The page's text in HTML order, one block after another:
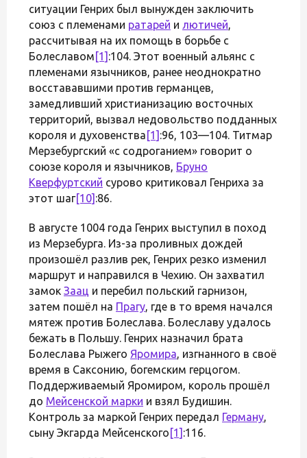
ситуации Генрих был вынужден заключить
союз с племенами ратарей и лютичей,
рассчитывая на их помощь в борьбе с
Болеславом [1] :104. Этот военный альянс с
племенами язычников, ранее неоднократно
восстававшими против германцев,
замедливший христианизацию восточных
территорий, вызвал недовольство подданных
короля и духовенства [1] :96, 103—104. Титмар
Мерзебургский «с содроганием» говорит о
союзе короля и язычников, Бруно
Кверфуртский сурово критиковал Генриха за
этот шаг[10] :86.
В августе 1004 года Генрих выступил в поход
из Мерзебурга. Из-за проливных дождей
произошёл разлив рек, Генрих резко изменил
маршрут и направился в Чехию. Он захватил
замок Заац и перебил польский гарнизон,
затем пошёл на Прагу, где в то время начался
мятеж против Болеслава. Болеславу удалось
бежать в Польшу. Генрих назначил брата
Болеслава Рыжего Яромира, изгнанного в своё
время в Саксонию, богемским герцогом.
Поддерживаемый Яромиром, король прошёл
до Мейсенской марки и взял Будишин.
Контроль за маркой Генрих передал Герману,
сыну Экгарда Мейсенского [1] :116.